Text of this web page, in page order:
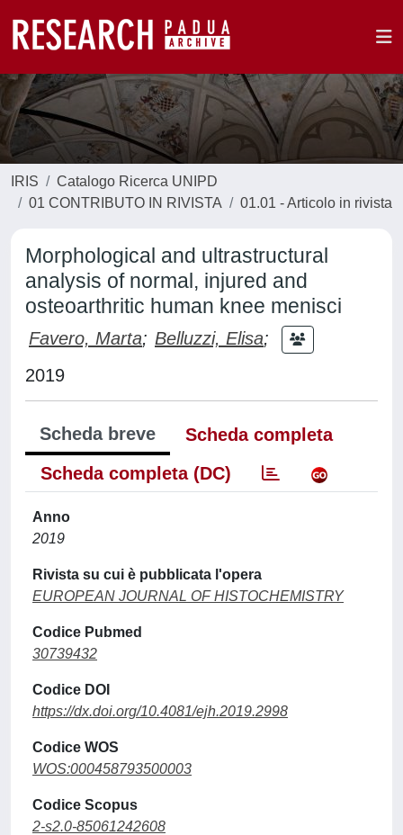
IRIS
Catalogo Ricerca UNIPD
01 CONTRIBUTO IN RIVISTA
01.01 - Articolo in rivista
Morphological and ultrastructural
analysis of normal, injured and
osteoarthritic human knee menisci
Favero, Marta; Belluzzi, Elisa;
2019
Scheda breve
Scheda completa
Scheda completa (DC)
Anno
2019
Rivista su cui è pubblicata l'opera
EUROPEAN JOURNAL OF HISTOCHEMISTRY
Codice Pubmed
30739432
Codice DOI
https://dx.doi.org/10.4081/ejh.2019.2998
Codice WOS
WOS:000458793500003
Codice Scopus
2-s2.0-85061242608